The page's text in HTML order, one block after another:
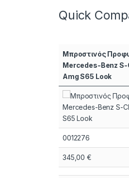
Quick
Μπροστινός
Mercedes-Benz S-
Amg S65 Look
0012276
345,00€